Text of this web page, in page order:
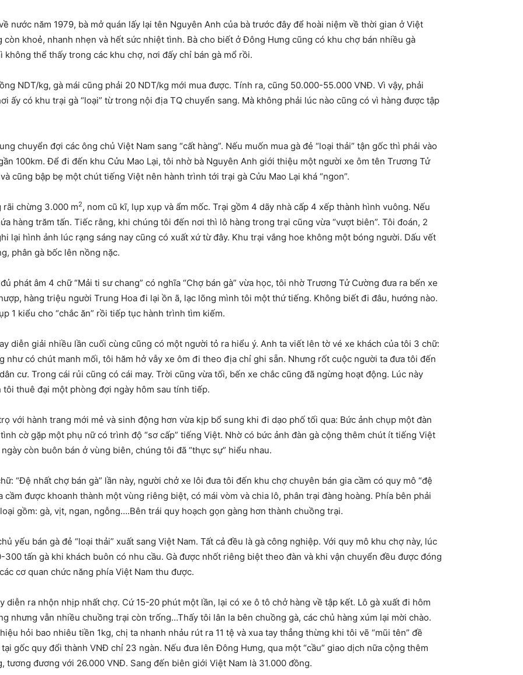
nước năm 1979, bà mở quán lấy lại tên Nguyên Anh của bà trước đây để hoài niệm về thời gian ở Việt
còn khoẻ, nhanh nhẹn và hết sức nhiệt tình. Bà cho biết ở Đông Hưng cũng có khu chợ bán nhiều gà
không thể thấy trong các khu chợ, nơi đấy chỉ bán gà mổ rồi.
NDT/kg, gà mái cũng phải 20 NDT/kg mới mua được. Tính ra, cũng 50.000-55.000 VNĐ. Vì vậy, phải
ấy có khu trại gà “loại” từ trong nội địa TQ chuyển sang. Mà không phải lúc nào cũng có vì hàng được tập
chuyển đợi các ông chủ Việt Nam sang “cất hàng”. Nếu muốn mua gà đẻ “loại thải” tận gốc thì phải vào
100km. Để đi đến khu Cửu Mao Lại, tôi nhờ bà Nguyên Anh giới thiệu một người xe ôm tên Trương Tử
cũng bập bẹ một chút tiếng Việt nên hành trình tới trại gà Cửu Mao Lại khá “ngon”.
rãi chừng 3.000 m2, nom cũ kĩ, lụp xụp và ẩm mốc. Trại gồm 4 dãy nhà cấp 4 xếp thành hình vuông. Nếu
hàng trăm tấn. Tiếc rằng, khi chúng tôi đến nơi thì lô hàng trong trại cũng vừa “vượt biên”. Tôi đoán, 2
lại hình ảnh lúc rạng sáng nay cũng có xuất xứ từ đây. Khu trại vắng hoe không một bóng người. Dấu vết
phân gà bốc lên nồng nặc.
phát âm 4 chữ “Mải ti sư chang” có nghĩa “Chợ bán gà” vừa học, tôi nhờ Trương Tử Cường đưa ra bến xe
hàng triệu người Trung Hoa đi lại ồn ã, lạc lõng mình tôi một thứ tiếng. Không biết đi đâu, hướng nào.
1 kiểu cho “chắc ăn” rồi tiếp tục hành trình tìm kiếm.
diễn giải nhiều lần cuối cùng cũng có một người tỏ ra hiểu ý. Anh ta viết lên tờ vé xe khách của tôi 3 chữ:
như có chút manh mối, tôi hăm hở vẫy xe ôm đi theo địa chỉ ghi sẵn. Nhưng rốt cuộc người ta đưa tôi đến
cư. Trong cái rủi cũng có cái may. Trời cũng vừa tối, bến xe chắc cũng đã ngừng hoạt động. Lúc này
thuê đại một phòng đợi ngày hôm sau tính tiếp.
với hành trang mới mẻ và sinh động hơn vừa kịp bổ sung khi đi dạo phố tối qua: Bức ảnh chụp một đàn
cờ gặp một phụ nữ có trình độ “sơ cấp” tiếng Việt. Nhờ có bức ảnh đàn gà cộng thêm chút ít tiếng Việt
còn buôn bán ở vùng biên, chúng tôi đã “thực sự” hiểu nhau.
“Đệ nhất chợ bán gà” lần này, người chở xe lôi đưa tôi đến khu chợ chuyên bán gia cầm có quy mô “đệ
cầm được khoanh thành một vùng riêng biệt, có mái vòm và chia lô, phân trại đàng hoàng. Phía bên phải
gồm: gà, vịt, ngan, ngỗng….Bên trái quy hoạch gọn gàng hơn thành chuồng trại.
yếu bán gà đẻ “loại thải” xuất sang Việt Nam. Tất cả đều là gà công nghiệp. Với quy mô khu chợ này, lúc
tấn gà khi khách buôn có nhu cầu. Gà được nhốt riêng biệt theo đàn và khi vận chuyển đều được đóng
cơ quan chức năng phía Việt Nam thu được.
diễn ra nhộn nhịp nhất chợ. Cứ 15-20 phút một lần, lại có xe ô tô chở hàng về tập kết. Lô gà xuất đi hôm
nhưng vẫn nhiều chuồng trại còn trống…Thấy tôi lân la bên chuồng gà, các chủ hàng xúm lại mời chào.
hỏi bao nhiêu tiền 1kg, chị ta nhanh nhảu rút ra 11 tệ và xua tay thẳng thừng khi tôi vẽ “mũi tên” đề
gốc quy đổi thành VNĐ chỉ 23 ngàn. Nếu đưa lên Đông Hưng, qua một “cầu” giao dịch nữa cộng thêm
tương đương với 26.000 VNĐ. Sang đến biên giới Việt Nam là 31.000 đồng.